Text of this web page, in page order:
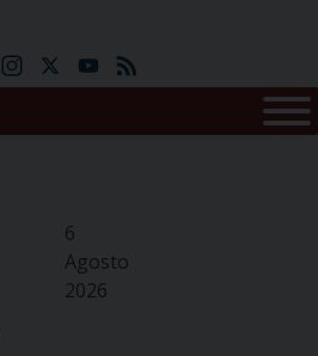
FacebookInstagramYouTube
6
Agosto
2026